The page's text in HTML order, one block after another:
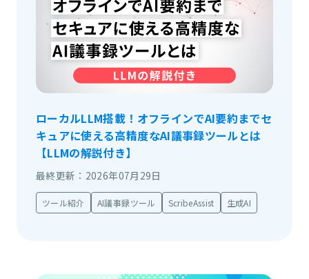
ローカルLLM搭載！オフラインでAI要約までセ
キュアに使える高精度なAI議事録ツールとは
【LLMの解説付き】
最終更新：2026年07月29日
ツール紹介 AI議事録ツール ScribeAssist 生成AI